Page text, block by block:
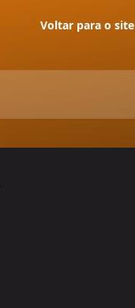
Voltar para o site